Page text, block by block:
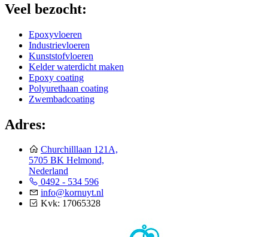
Veel bezocht:
Epoxyvloeren
Industrievloeren
Kunststofvloeren
Kelder waterdicht maken
Epoxy coating
Polyurethaan coating
Zwembadcoating
Adres:
Churchilllaan 121A,
5705 BK Helmond,
Nederland
0492 - 534 596
info@kornuyt.nl
Kvk: 17065328